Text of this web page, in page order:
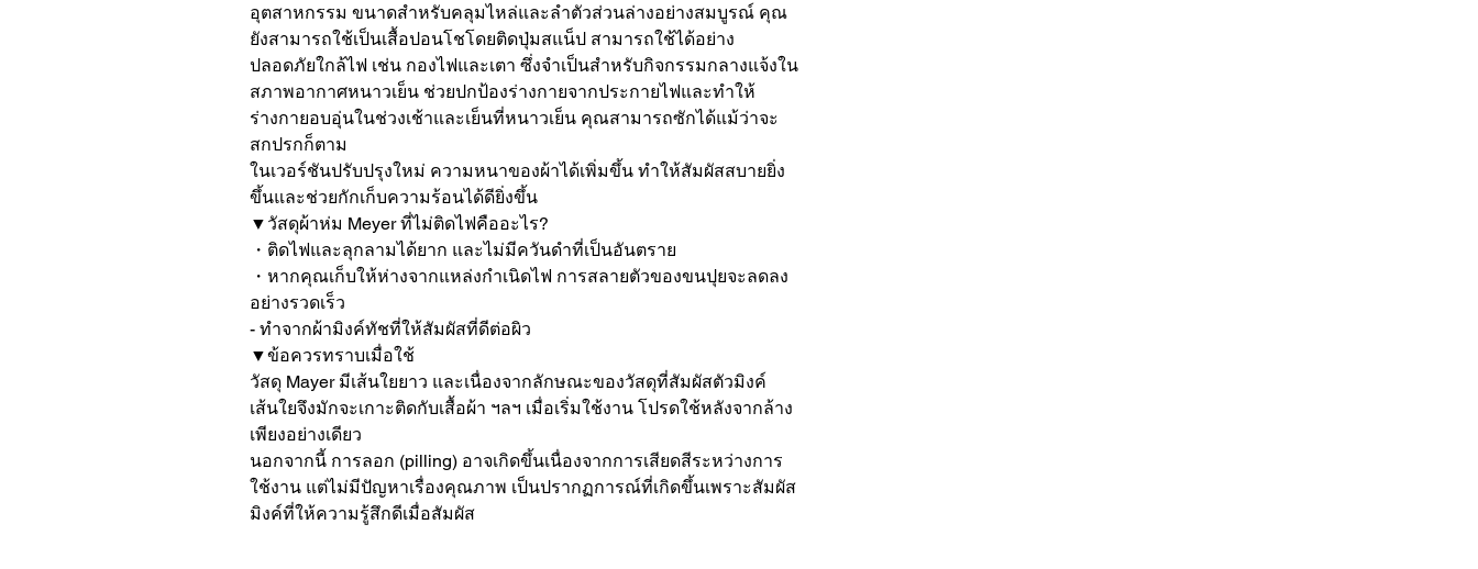
อุตสาหกรรม ขนาดสำหรับคลุมไหล่และลำตัวส่วนล่างอย่างสมบูรณ์ คุณ
ยังสามารถใช้เป็นเสื้อปอนโชโดยติดปุ่มสแน็ป สามารถใช้ได้อย่าง
ปลอดภัยใกล้ไฟ เช่น กองไฟและเตา ซึ่งจำเป็นสำหรับกิจกรรมกลางแจ้งใน
สภาพอากาศหนาวเย็น ช่วยปกป้องร่างกายจากประกายไฟและทำให้
ร่างกายอบอุ่นในช่วงเช้าและเย็นที่หนาวเย็น คุณสามารถซักได้แม้ว่าจะ
สกปรกก็ตาม
ในเวอร์ชันปรับปรุงใหม่ ความหนาของผ้าได้เพิ่มขึ้น ทำให้สัมผัสสบายยิ่ง
ขึ้นและช่วยกักเก็บความร้อนได้ดียิ่งขึ้น
▼วัสดุผ้าห่ม Meyer ที่ไม่ติดไฟคืออะไร?
・ติดไฟและลุกลามได้ยาก และไม่มีควันดำที่เป็นอันตราย
・หากคุณเก็บให้ห่างจากแหล่งกำเนิดไฟ การสลายตัวของขนปุยจะลดลง
อย่างรวดเร็ว
- ทำจากผ้ามิงค์ทัชที่ให้สัมผัสที่ดีต่อผิว
▼ข้อควรทราบเมื่อใช้
วัสดุ Mayer มีเส้นใยยาว และเนื่องจากลักษณะของวัสดุที่สัมผัสตัวมิงค์
เส้นใยจึงมักจะเกาะติดกับเสื้อผ้า ฯลฯ เมื่อเริ่มใช้งาน โปรดใช้หลังจากล้าง
เพียงอย่างเดียว
นอกจากนี้ การลอก (pilling) อาจเกิดขึ้นเนื่องจากการเสียดสีระหว่างการ
ใช้งาน แต่ไม่มีปัญหาเรื่องคุณภาพ เป็นปรากฏการณ์ที่เกิดขึ้นเพราะสัมผัส
มิงค์ที่ให้ความรู้สึกดีเมื่อสัมผัส